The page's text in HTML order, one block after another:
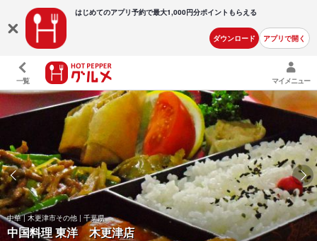
はじめてのアプリ予約で最大1,000円分ポイントもらえる
ダウンロード アプリで開く
一覧 マイメニュー
中華 | 木更津市その他 | 千葉県
中国料理 東洋 木更津店